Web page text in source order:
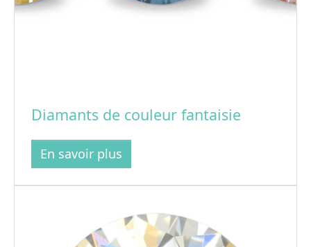
Diamants de couleur fantaisie
En savoir plus